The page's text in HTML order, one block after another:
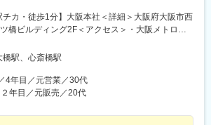
チカ・徒歩1分】大阪本社＜詳細＞大阪府大阪市西
橋ビルディング2F＜アクセス＞・大阪メトロ
ら徒歩1分・大阪メトロ「心斎橋駅」から徒歩5分
内全面禁煙
橋駅、心斎橋駅
4年目／元営業／30代
年目／元販売／20代